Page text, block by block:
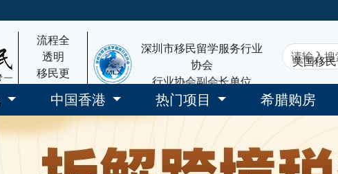
流程全
透明
移民更
放心
深圳市移民留学服务行业
协会
行业协会副会长单位
美国移民
中国香港 热门项目 希腊购房